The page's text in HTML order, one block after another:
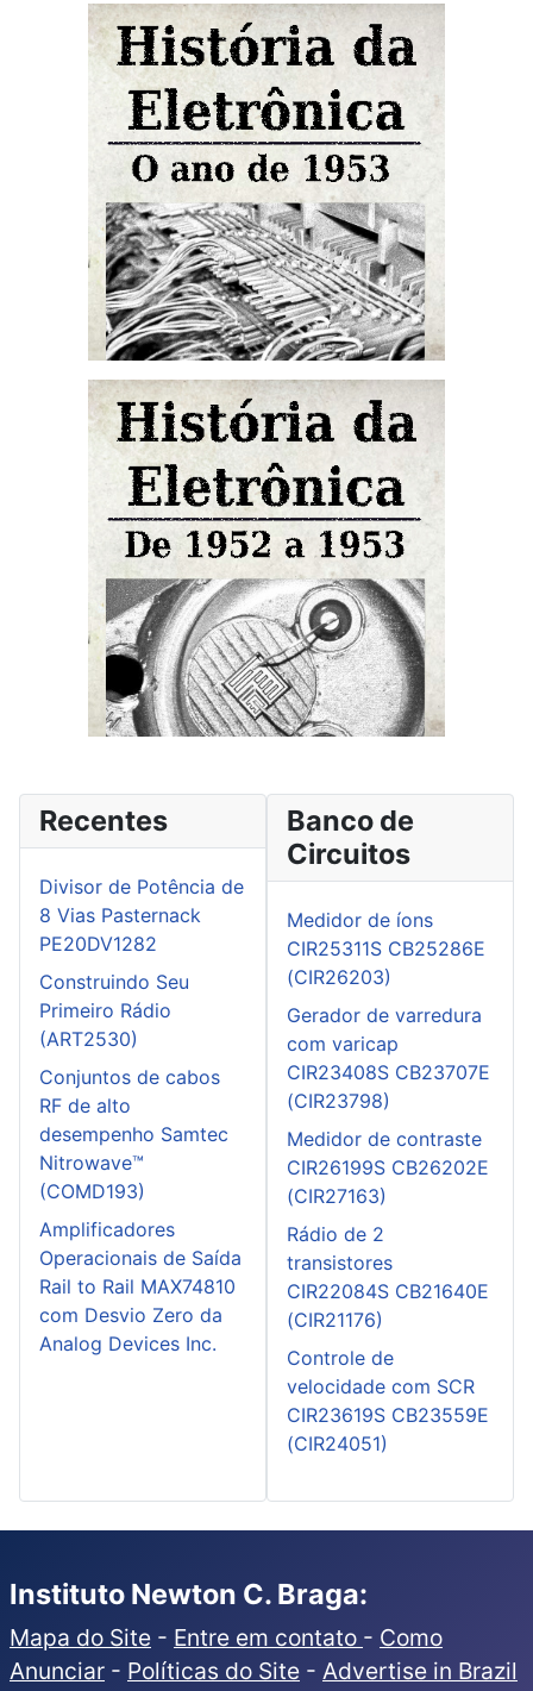
Recentes
Divisor de Potência de
8 Vias Pasternack
PE20DV1282
Construindo Seu
Primeiro Rádio
(ART2530)
Conjuntos de cabos
RF de alto
desempenho Samtec
Nitrowave™
(COMD193)
Amplificadores
Operacionais de Saída
Rail to Rail MAX74810
com Desvio Zero da
Analog Devices Inc.
Banco de
Circuitos
Medidor de íons
CIR25311S CB25286E
(CIR26203)
Gerador de varredura
com varicap
CIR23408S CB23707E
(CIR23798)
Medidor de contraste
CIR26199S CB26202E
(CIR27163)
Rádio de 2
transistores
CIR22084S CB21640E
(CIR21176)
Controle de
velocidade com SCR
CIR23619S CB23559E
(CIR24051)
Instituto Newton C. Braga:
Mapa do Site - Entre em contato - Como
Anunciar - Políticas do Site - Advertise in Brazil